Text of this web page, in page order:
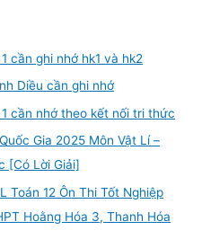
cần ghi nhớ hk1 và hk2
Diều cần ghi nhớ
cần nhớ theo kết nối tri thức
Gia 2025 Môn Vật Lí –
[Có Lời Giải]
Toán 12 Ôn Thi Tốt Nghiệp
Hoằng Hóa 3, Thanh Hóa